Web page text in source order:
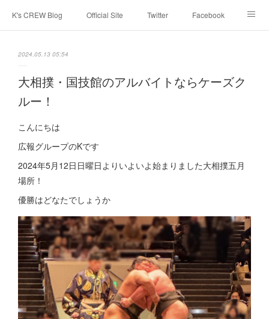
K's CREW Blog Official Site Twitter Facebook
2024.05.13 05:54
大相撲・国技館のアルバイトならケーズク
ルー！
こんにちは
広報グループのKです
2024年5月12日日曜日よりいよいよ始まりました大相撲五月
場所！
優勝はどなたでしょうか